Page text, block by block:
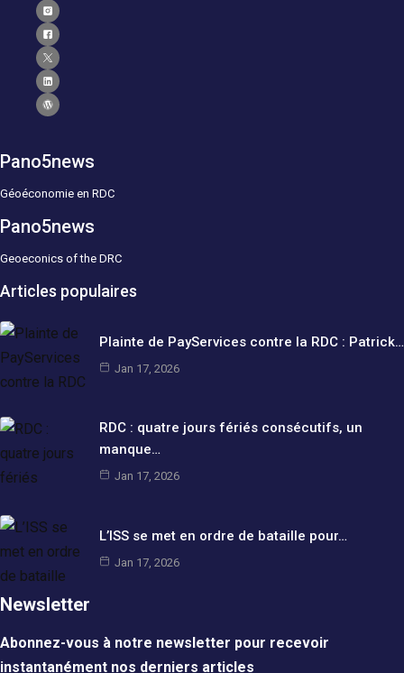
Pano5news
Géoéconomie en RDC
Pano5news
Geoeconics of the DRC
Articles populaires
Plainte de PayServices contre la RDC : Patrick…
Jan 17, 2026
RDC : quatre jours fériés consécutifs, un
manque…
Jan 17, 2026
L’ISS se met en ordre de bataille pour…
Jan 17, 2026
Newsletter
Abonnez-vous à notre newsletter pour recevoir
instantanément nos derniers articles